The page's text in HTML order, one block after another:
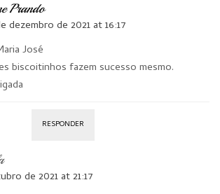
Prando
dezembro de 2021 at 16:17
José
biscoitinhos fazem sucesso mesmo.
RESPONDER
de 2021 at 21:17